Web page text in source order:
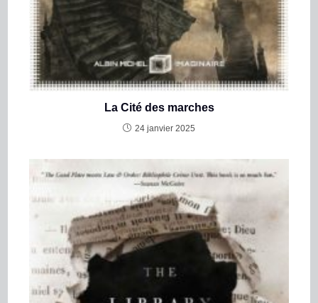
La Cité des marches
24 janvier 2025